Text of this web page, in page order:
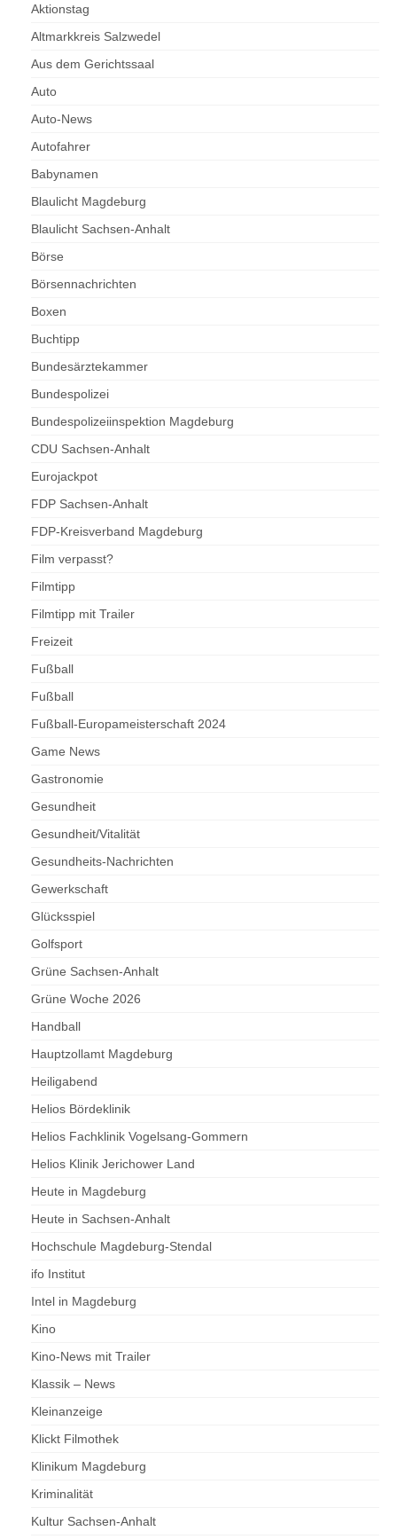
Aktionstag
Altmarkkreis Salzwedel
Aus dem Gerichtssaal
Auto
Auto-News
Autofahrer
Babynamen
Blaulicht Magdeburg
Blaulicht Sachsen-Anhalt
Börse
Börsennachrichten
Boxen
Buchtipp
Bundesärztekammer
Bundespolizei
Bundespolizeiinspektion Magdeburg
CDU Sachsen-Anhalt
Eurojackpot
FDP Sachsen-Anhalt
FDP-Kreisverband Magdeburg
Film verpasst?
Filmtipp
Filmtipp mit Trailer
Freizeit
Fußball
Fußball
Fußball-Europameisterschaft 2024
Game News
Gastronomie
Gesundheit
Gesundheit/Vitalität
Gesundheits-Nachrichten
Gewerkschaft
Glücksspiel
Golfsport
Grüne Sachsen-Anhalt
Grüne Woche 2026
Handball
Hauptzollamt Magdeburg
Heiligabend
Helios Bördeklinik
Helios Fachklinik Vogelsang-Gommern
Helios Klinik Jerichower Land
Heute in Magdeburg
Heute in Sachsen-Anhalt
Hochschule Magdeburg-Stendal
ifo Institut
Intel in Magdeburg
Kino
Kino-News mit Trailer
Klassik – News
Kleinanzeige
Klickt Filmothek
Klinikum Magdeburg
Kriminalität
Kultur Sachsen-Anhalt